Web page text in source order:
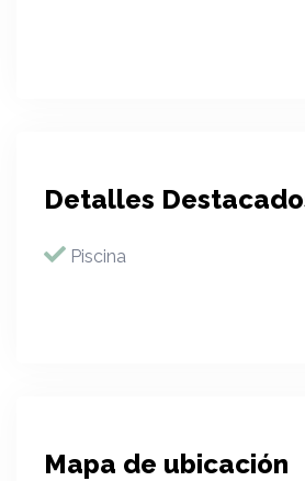
Detalles
Piscina
Mapa de ubicación